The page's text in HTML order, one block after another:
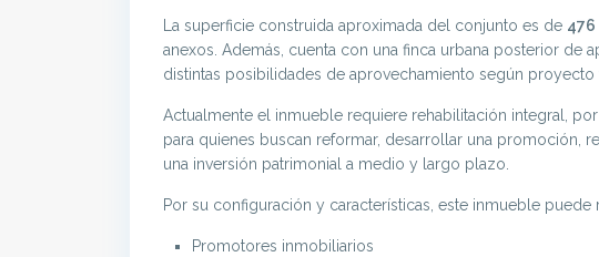
La superficie construida aproximada del conjunto es de 476
anexos. Además, cuenta con una finca urbana posterior de
distintas posibilidades de aprovechamiento según proyecto
Actualmente el inmueble requiere rehabilitación integral,
para quienes buscan reformar, desarrollar una promoción,
una inversión patrimonial a medio y largo plazo.
Por su configuración y características, este inmueble puede
Promotores inmobiliarios